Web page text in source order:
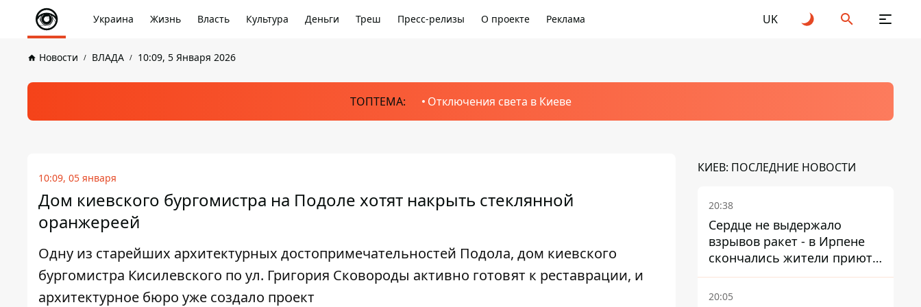
Украина Жизнь Власть Культура Деньги Треш Пресс-релизы О проекте Реклама UK
Новости ВЛАДА 10:09, 5 Января 2026
ТОПТЕМА: Отключения света в Киеве
10:09, 05 января
Дом киевского бургомистра на Подоле хотят накрыть стеклянной
оранжереей
Одну из старейших архитектурных достопримечательностей Подола, дом киевского
бургомистра Кисилевского по ул. Григория Сковороды активно готовят к реставрации, и
архитектурное бюро уже создало проект
КИЕВ: ПОСЛЕДНИЕ НОВОСТИ
20:38
Сердце не выдержало
взрывов ракет - в Ирпене
скончались жители приюта
для собак с инвалидностью
20:05